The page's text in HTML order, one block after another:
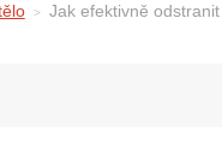
Jak efektivně